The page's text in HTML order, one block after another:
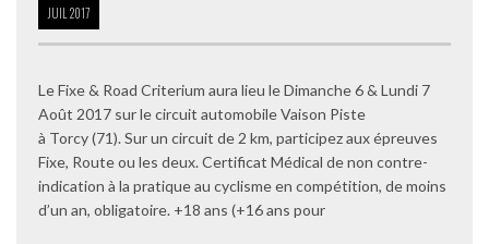
JUIL 2017
Le Fixe & Road Criterium aura lieu le Dimanche 6 & Lundi 7
Août 2017 sur le circuit automobile Vaison Piste
à Torcy (71). Sur un circuit de 2 km, participez aux épreuves
Fixe, Route ou les deux. Certificat Médical de non contre-
indication à la pratique au cyclisme en compétition, de moins
d’un an, obligatoire. +18 ans (+16 ans pour